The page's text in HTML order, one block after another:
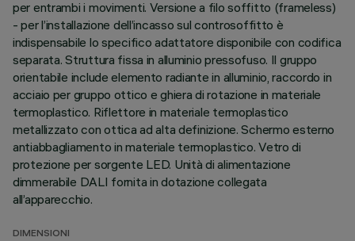
per entrambi i movimenti. Versione a filo soffitto (frameless)
- per l’installazione dell’incasso sul controsoffitto è
indispensabile lo specifico adattatore disponibile con codifica
separata. Struttura fissa in alluminio pressofuso. Il gruppo
orientabile include elemento radiante in alluminio, raccordo in
acciaio per gruppo ottico e ghiera di rotazione in materiale
termoplastico. Riflettore in materiale termoplastico
metallizzato con ottica ad alta definizione. Schermo esterno
antiabbagliamento in materiale termoplastico. Vetro di
protezione per sorgente LED. Unità di alimentazione
dimmerabile DALI fornita in dotazione collegata
all’apparecchio.
DIMENSIONI